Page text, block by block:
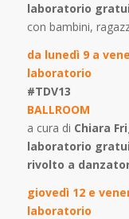
laboratorio
con bambini,
da lunedì 9 a
laboratorio
#TDV13
BALLROOM
a cura di Chiara
laboratorio
rivolto a
giovedì 12 e
laboratorio